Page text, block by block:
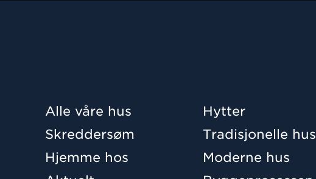
Alle våre hus
Hytter
Skreddersøm
Tradisjonelle hus
Hjemme hos
Moderne hus